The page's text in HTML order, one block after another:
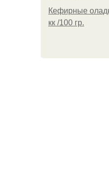
Кефирные
кк /100 гр.